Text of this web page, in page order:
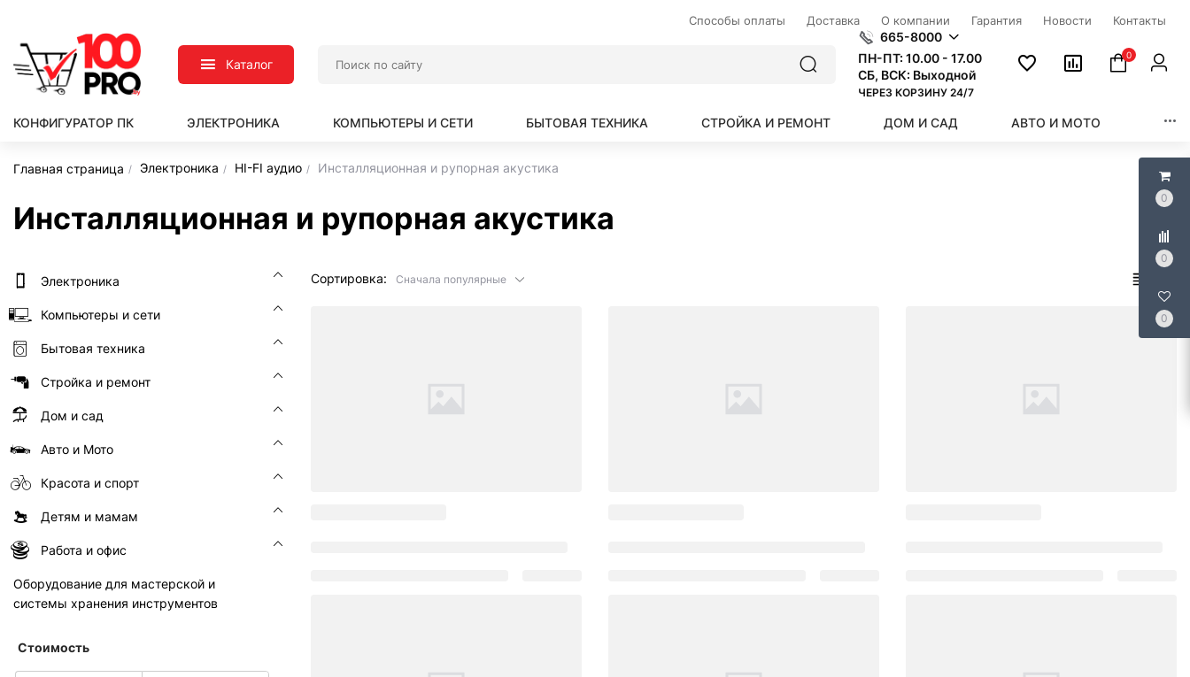
0
0
0
Способы оплаты Доставка О компании Гарантия Новости Контакты
Каталог
665-8000
ПН-ПТ: 10.00 - 17.00
СБ, ВСК: Выходной
ЧЕРЕЗ КОРЗИНУ 24/7
0
КОНФИГУРАТОР ПК ЭЛЕКТРОНИКА КОМПЬЮТЕРЫ И СЕТИ БЫТОВАЯ ТЕХНИКА СТРОЙКА И РЕМОНТ ДОМ И САД АВТО И МОТО
Главная страница Электроника HI-FI аудио Инсталляционная и рупорная акустика
Инсталляционная и рупорная акустика
Электроника
Компьютеры и сети
Бытовая техника
Стройка и ремонт
Дом и сад
Авто и Мото
Красота и спорт
Детям и мамам
Работа и офис
Оборудование для мастерской и
системы хранения инструментов
Стоимость
Сортировка: Сначала популярные